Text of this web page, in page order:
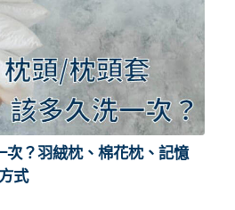
次？羽絨枕、棉花枕、記憶
式